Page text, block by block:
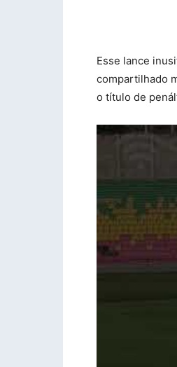
Esse lance
compartilhado
o título de